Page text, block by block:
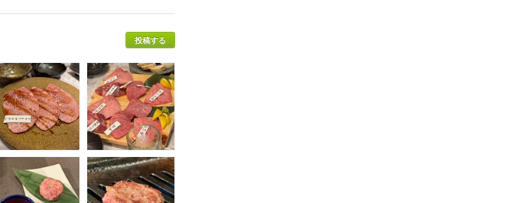
投稿する